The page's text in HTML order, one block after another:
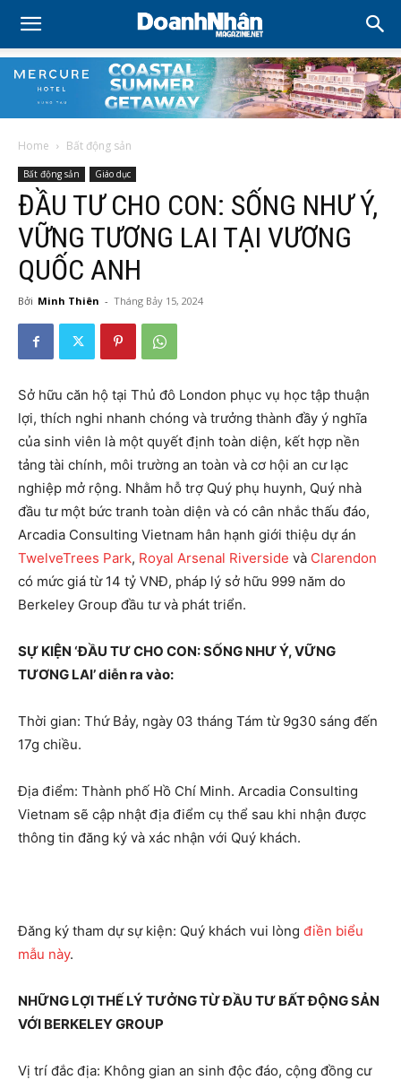
Home Bất động sản
Bất động sản Giáo dục
ĐẦU TƯ CHO CON: SỐNG NHƯ Ý,
VỮNG TƯƠNG LAI TẠI VƯƠNG
QUỐC ANH
Bởi Minh Thiên - Tháng Bảy 15, 2024
Sở hữu căn hộ tại Thủ đô London phục vụ học tập thuận
lợi, thích nghi nhanh chóng và trưởng thành đầy ý nghĩa
của sinh viên là một quyết định toàn diện, kết hợp nền
tảng tài chính, môi trường an toàn và cơ hội an cư lạc
nghiệp mở rộng. Nhằm hỗ trợ Quý phụ huynh, Quý nhà
đầu tư một bức tranh toàn diện và có cân nhắc thấu đáo,
Arcadia Consulting Vietnam hân hạnh giới thiệu dự án
TwelveTrees Park, Royal Arsenal Riverside và Clarendon
có mức giá từ 14 tỷ VNĐ, pháp lý sở hữu 999 năm do
Berkeley Group đầu tư và phát triển.
SỰ KIỆN ‘ĐẦU TƯCHO CON: SỐNG NHƯ Ý, VỮNG
TƯƠNG LAI’diễn ra vào:
Thời gian: Thứ Bảy, ngày 03 tháng Tám từ 9g30 sáng đến
17g chiều.
Địa điểm: Thành phố Hồ Chí Minh. Arcadia Consulting
Vietnam sẽ cập nhật địa điểm cụ thể sau khi nhận được
thông tin đăng ký và xác nhận với Quý khách.
Đăng ký tham dự sự kiện: Quý khách vui lòng điền biểu
mẫu này.
NHỮNG LỢI THẾ LÝ TƯỞNG TỪ ĐẦU TƯ BẤT ĐỘNG SẢN
VỚI BERKELEY GROUP
Vị trí đắc địa: Không gian an sinh độc đáo, cộng đồng cư